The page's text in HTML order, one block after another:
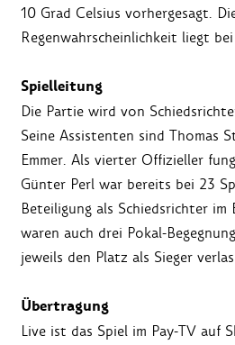
10 Grad Celsius vorhergesagt.
Regenwahrscheinlichkeit liegt
Spielleitung
Die Partie wird von
Seine Assistenten sind Thomas
Emmer. Als vierter Offizieller
Günter Perl war bereits bei 23
Beteiligung als Schiedsrichter
waren auch drei Pokal-
jeweils den Platz als Sieger
Übertragung
Live ist das Spiel im Pay-TV auf